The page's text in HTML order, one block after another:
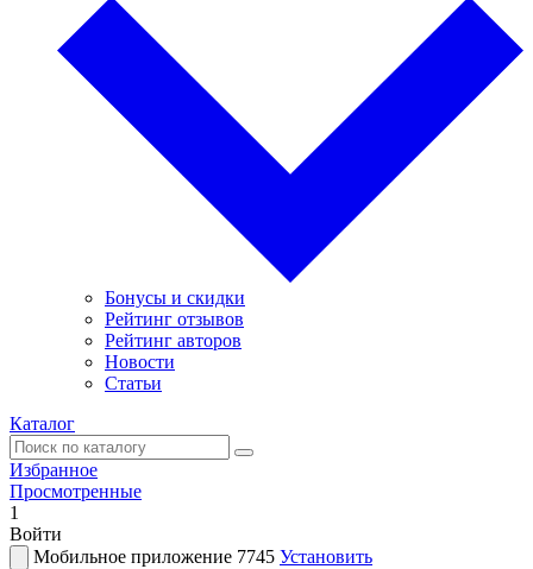
Бонусы и скидки
Рейтинг отзывов
Рейтинг авторов
Новости
Статьи
Каталог
Избранное
Просмотренные
1
Войти
Мобильное приложение 7745 Установить